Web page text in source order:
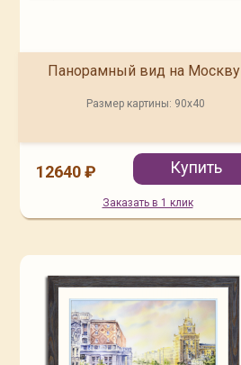
Панорамный вид на Москву
Размер картины: 90x40
12640 ₽ Купить
Заказать в 1 клик